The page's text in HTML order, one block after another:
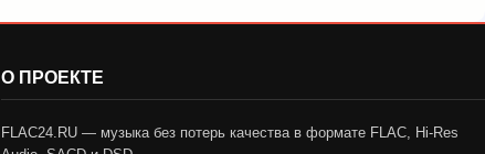
О ПРОЕКТЕ
FLAC24.RU — музыка без потерь качества в формате FLAC, Hi-Res